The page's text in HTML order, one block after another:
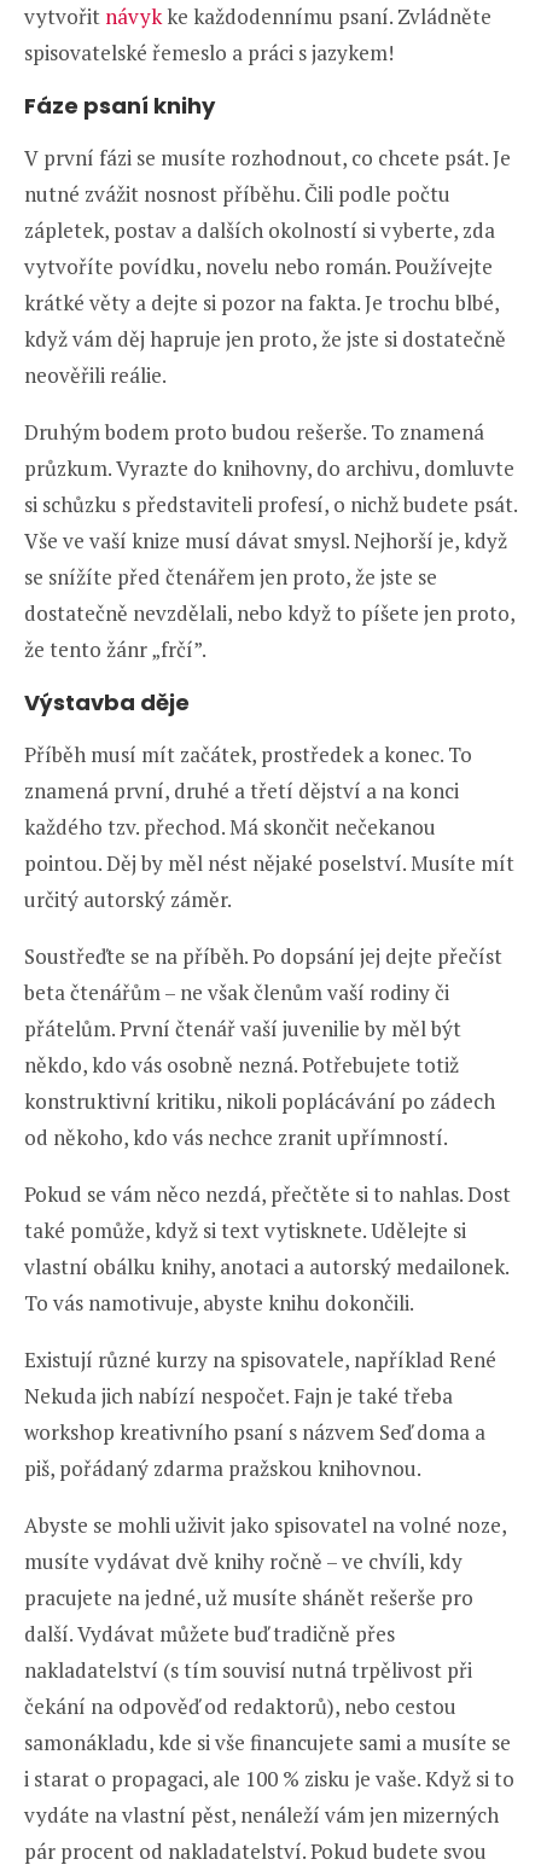
vytvořit návykke každodennímu psaní. Zvládněte
spisovatelské řemeslo a práci s jazykem!
Fáze psaní knihy
V první fázi se musíte rozhodnout, co chcete psát. Je
nutné zvážit nosnost příběhu. Čili podle počtu
zápletek, postav a dalších okolností si vyberte, zda
vytvoříte povídku, novelu nebo román. Používejte
krátké věty a dejte si pozor na fakta. Je trochu blbé,
když vám děj hapruje jen proto, že jste si dostatečně
neověřili reálie.
Druhým bodem proto budou rešerše. To znamená
průzkum. Vyrazte do knihovny, do archivu, domluvte
si schůzku s představiteli profesí, o nichž budete psát.
Vše ve vaší knize musí dávat smysl. Nejhorší je, když
se snížíte před čtenářem jen proto, že jste se
dostatečně nevzdělali, nebo když to píšete jen proto,
že tento žánr „frčí”.
Výstavba děje
Příběh musí mít začátek, prostředek a konec. To
znamená první, druhé a třetí dějství a na konci
každého tzv. přechod. Má skončit nečekanou
pointou. Děj by měl nést nějaké poselství. Musíte mít
určitý autorský záměr.
Soustřeďte se na příběh. Po dopsání jej dejte přečíst
beta čtenářům – ne však členům vaší rodiny či
přátelům. První čtenář vaší juvenilie by měl být
někdo, kdo vás osobně nezná. Potřebujete totiž
konstruktivní kritiku, nikoli poplácávání po zádech
od někoho, kdo vás nechce zranit upřímností.
Pokud se vám něco nezdá, přečtěte si to nahlas. Dost
také pomůže, když si text vytisknete. Udělejte si
vlastní obálku knihy, anotaci a autorský medailonek.
To vás namotivuje, abyste knihu dokončili.
Existují různé kurzy na spisovatele, například René
Nekuda jich nabízí nespočet. Fajn je také třeba
workshop kreativního psaní s názvem Seď doma a
piš, pořádaný zdarma pražskou knihovnou.
Abyste se mohli uživit jako spisovatel na volné noze,
musíte vydávat dvě knihy ročně – ve chvíli, kdy
pracujete na jedné, už musíte shánět rešerše pro
další. Vydávat můžete buď tradičně přes
nakladatelství (s tím souvisí nutná trpělivost při
čekání na odpověď od redaktorů), nebo cestou
samonákladu, kde si vše financujete sami a musíte se
i starat o propagaci, ale 100 % zisku je vaše. Když si to
vydáte na vlastní pěst, nenáleží vám jen mizerných
pár procent od nakladatelství. Pokud budete svou